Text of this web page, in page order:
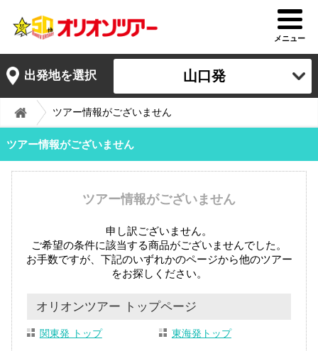
メニュー
出発地を選択 山口発
ツアー情報がございません
ツアー情報がございません
ツアー情報がございません
申し訳ございません。
ご希望の条件に該当する商品がございませんでした。
お手数ですが、下記のいずれかのページから他のツアー
をお探しください。
オリオンツアー トップページ
関東発 トップ 東海発トップ